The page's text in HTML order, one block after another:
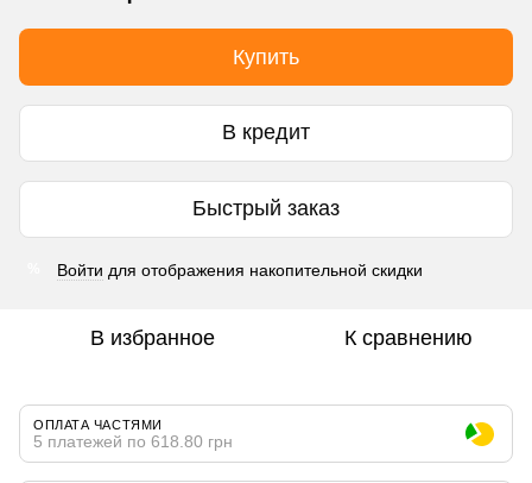
Купить
В кредит
Быстрый заказ
Войти для отображения накопительной скидки
В избранное К сравнению
ОПЛАТА ЧАСТЯМИ
5 платежей по 618.80 грн